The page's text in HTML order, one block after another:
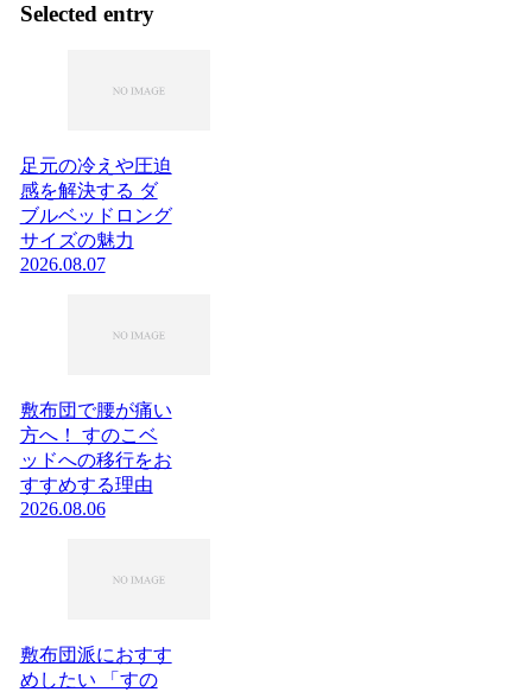
Selected entry
足元の冷えや圧迫
感を解決する ダ
ブルベッドロング
サイズの魅力
2026.08.07
敷布団で腰が痛い
方へ！ すのこベ
ッドへの移行をお
すすめする理由
2026.08.06
敷布団派におすす
めしたい 「すの